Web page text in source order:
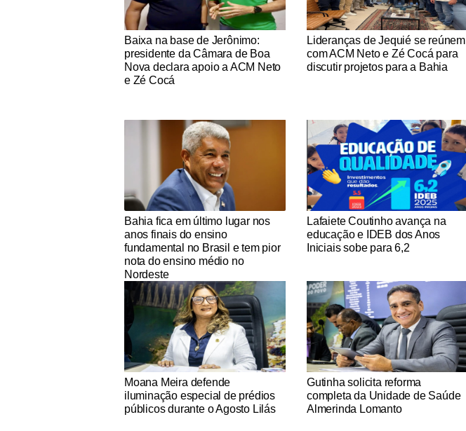
Notícias Católicas
Baixa na base de Jerônimo:
presidente da Câmara de Boa
Nova declara apoio a ACM Neto
e Zé Cocá
Notícias Católicas
Lideranças de Jequié se reúnem
com ACM Neto e Zé Cocá para
discutir projetos para a Bahia
Notícias Católicas
Bahia fica em último lugar nos
anos finais do ensino
fundamental no Brasil e tem pior
nota do ensino médio no
Nordeste
Notícias Católicas
Lafaiete Coutinho avança na
educação e IDEB dos Anos
Iniciais sobe para 6,2
Notícias Católicas
Moana Meira defende
iluminação especial de prédios
públicos durante o Agosto Lilás
Notícias Católicas
Gutinha solicita reforma
completa da Unidade de Saúde
Almerinda Lomanto